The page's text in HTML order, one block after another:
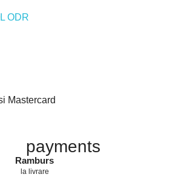
payments
Ramburs
la livrare